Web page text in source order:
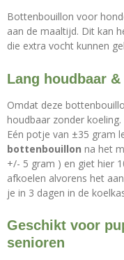
Bottenbouillon voor
aan de maaltijd. Dit kan
die extra vocht kunnen
Lang houdbaar
Omdat deze
houdbaar zonder koeling.
Eén potje van ±35 gram
bottenbouillon na het
+/- 5 gram ) en giet hier
afkoelen alvorens het
je in 3 dagen in de
Geschikt voor
senioren